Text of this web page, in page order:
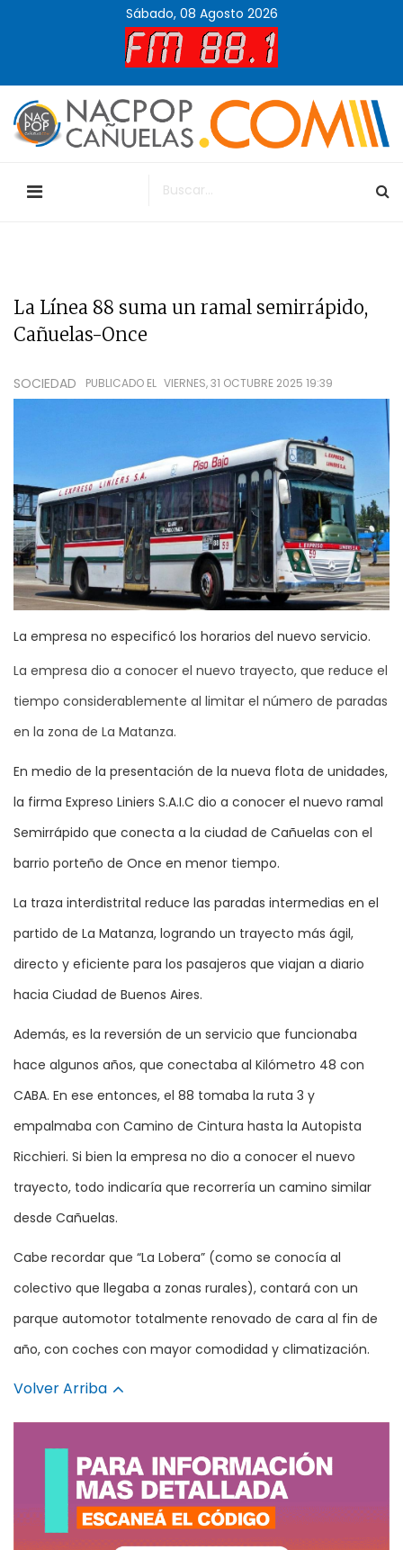
Sábado, 08 Agosto 2026
La Línea 88 suma un ramal semirrápido,
Cañuelas-Once
SOCIEDAD PUBLICADO EL VIERNES, 31 OCTUBRE 2025 19:39
La empresa no especificó los horarios del nuevo servicio.
La empresa dio a conocer el nuevo trayecto, que reduce el
tiempo considerablemente al limitar el número de paradas
en la zona de La Matanza.
En medio de la presentación de la nueva flota de unidades,
la firma Expreso Liniers S.A.I.C dio a conocer el nuevo ramal
Semirrápido que conecta a la ciudad de Cañuelas con el
barrio porteño de Once en menor tiempo.
La traza interdistrital reduce las paradas intermedias en el
partido de La Matanza, logrando un trayecto más ágil,
directo y eficiente para los pasajeros que viajan a diario
hacia Ciudad de Buenos Aires.
Además, es la reversión de un servicio que funcionaba
hace algunos años, que conectaba al Kilómetro 48 con
CABA. En ese entonces, el 88 tomaba la ruta 3 y
empalmaba con Camino de Cintura hasta la Autopista
Ricchieri. Si bien la empresa no dio a conocer el nuevo
trayecto, todo indicaría que recorrería un camino similar
desde Cañuelas.
Cabe recordar que “La Lobera” (como se conocía al
colectivo que llegaba a zonas rurales), contará con un
parque automotor totalmente renovado de cara al fin de
año, con coches con mayor comodidad y climatización.
Volver Arriba